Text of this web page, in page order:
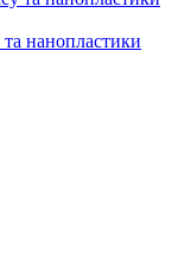
нанопластики